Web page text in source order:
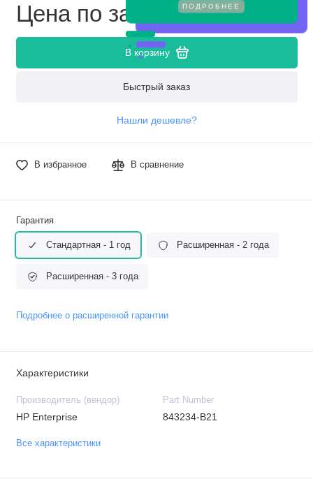
ПОДРОБНЕЕ
Цена по запросу
В корзину
Быстрый заказ
Нашли дешевле?
В избранное В сравнение
Гарантия
Стандартная - 1 год Расширенная - 2 года
Расширенная - 3 года
Подробнее о расширенной гарантии
Характеристики
Производитель (вендор)
HP Enterprise
Part Number
843234-B21
Все характеристики